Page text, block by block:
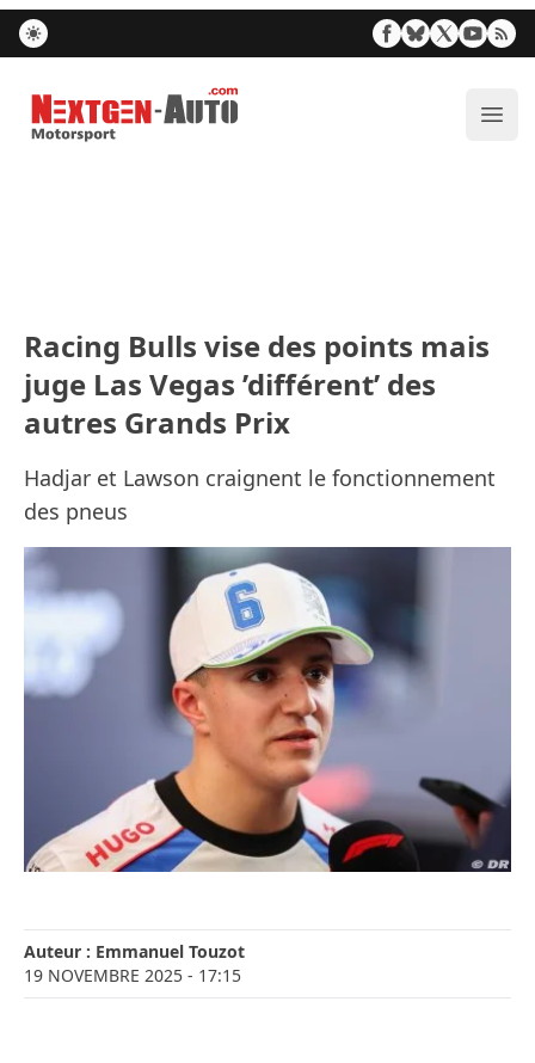
Nextgen-Auto.com
Racing Bulls vise des points mais
juge Las Vegas ’différent’ des
autres Grands Prix
Hadjar et Lawson craignent le fonctionnement
des pneus
Auteur : Emmanuel Touzot
19 NOVEMBRE 2025 - 17:15